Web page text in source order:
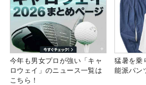
今年も男女プロが強い「キャ
ロウェイ」のニュース一覧は
こちら！
猛暑を乗
能派パン